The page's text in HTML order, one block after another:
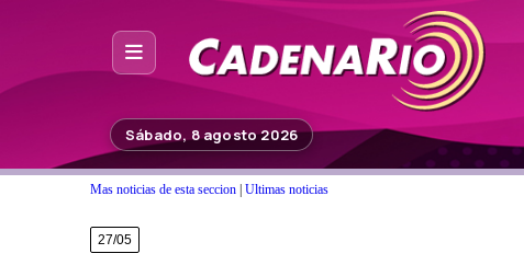
Noticias
Fuera de Foco
Sábado, 8 agosto 2026
Mas noticias de esta seccion Ultimas noticias
27/05